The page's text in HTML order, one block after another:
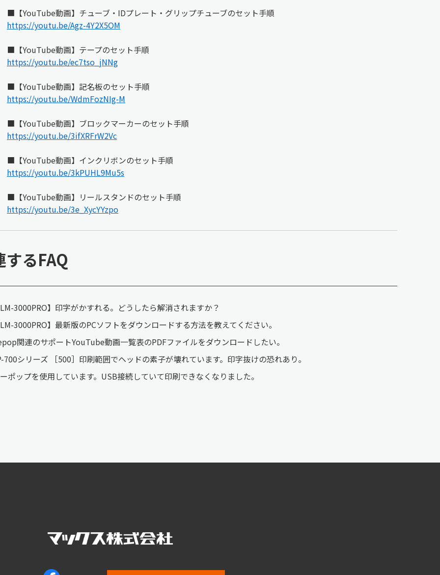
■【YouTube動画】チューブ・IDプレート・グリップチューブのセット手順
https://youtu.be/Agz-4Y2X5OM
■【YouTube動画】テープのセット手順
https://youtu.be/ec7tso_jNNg
■【YouTube動画】記名板のセット手順
https://youtu.be/WdmFozNIg-M
■【YouTube動画】ブロックマーカーのセット手順
https://youtu.be/3ifXRFrW2Vc
■【YouTube動画】インクリボンのセット手順
https://youtu.be/3kPUHL9Mu5s
■【YouTube動画】リールスタンドのセット手順
https://youtu.be/3e_XycYYzpo
するFAQ
LM-3000PRO】印字がかすれる。どうしたら解消されますか？
LM-3000PRO】最新版のPCソフトをダウンロードする方法を教えてください。
関連のサポートYouTube動画一覧表のPDFファイルをダウンロードしたい。
700シリーズ ［500］印刷範囲でヘッドの素子が壊れています。印字抜けの恐れあり。
ポップを使用しています。USB接続していて印刷できなくなりました。